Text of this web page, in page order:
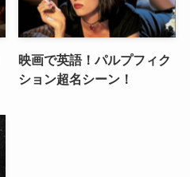
映画で英語！パルプフィク
ション超名シーン！